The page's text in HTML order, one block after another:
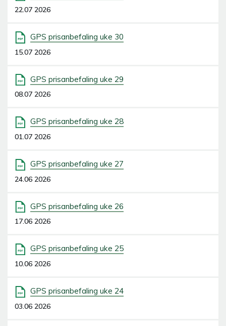
22.07 2026
GPS prisanbefaling uke 30
15.07 2026
GPS prisanbefaling uke 29
08.07 2026
GPS prisanbefaling uke 28
01.07 2026
GPS prisanbefaling uke 27
24.06 2026
GPS prisanbefaling uke 26
17.06 2026
GPS prisanbefaling uke 25
10.06 2026
GPS prisanbefaling uke 24
03.06 2026